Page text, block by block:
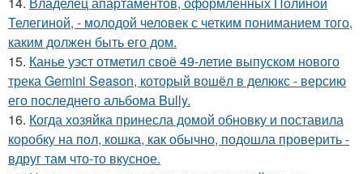
Телегиной, - молодой человек с четким пониманием того,
каким должен быть его дом.
15. Канье уэст отметил своё 49-летие выпуском нового
трека Gemini Season, который вошёл в делюкс - версию
его последнего альбома Bully.
16. Когда хозяйка принесла домой обновку и поставила
коробку на пол, кошка, как обычно, подошла проверить -
вдруг там что-то вкусное.